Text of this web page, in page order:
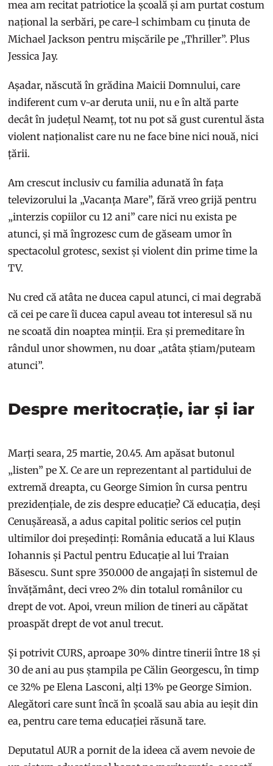
mea am recitat patriotice la școală și am purtat costum
național la serbări, pe care-l schimbam cu ținuta de
Michael Jackson pentru mișcările pe „Thriller”. Plus
Jessica Jay.
Așadar, născută în grădina Maicii Domnului, care
indiferent cum v-ar deruta unii, nu e în altă parte
decât în județul Neamț, tot nu pot să gust curentul ăsta
violent naționalist care nu ne face bine nici nouă, nici
țării.
Am crescut inclusiv cu familia adunată în fața
televizorului la „Vacanța Mare”, fără vreo grijă pentru
„interzis copiilor cu 12 ani” care nici nu exista pe
atunci, și mă îngrozesc cum de găseam umor în
spectacolul grotesc, sexist și violent din prime time la
TV.
Nu cred că atâta ne ducea capul atunci, ci mai degrabă
că cei pe care îi ducea capul aveau tot interesul să nu
ne scoată din noaptea minții. Era și premeditare în
rândul unor showmen, nu doar „atâta știam/puteam
atunci”.
Despre meritocrație, iar și iar
Marți seara, 25 martie, 20.45. Am apăsat butonul
„listen” pe X. Ce are un reprezentant al partidului de
extremă dreapta, cu George Simion în cursa pentru
prezidențiale, de zis despre educație? Că educația, deși
Cenușăreasă, a adus capital politic serios cel puțin
ultimilor doi președinți: România educată a lui Klaus
Iohannis și Pactul pentru Educație al lui Traian
Băsescu. Sunt spre 350.000 de angajați în sistemul de
învățământ, deci vreo 2% din totalul românilor cu
drept de vot. Apoi, vreun milion de tineri au căpătat
proaspăt drept de vot anul trecut.
Și potrivit CURS, aproape 30% dintre tinerii între 18 și
30 de ani au pus ștampila pe Călin Georgescu, în timp
ce 32% pe Elena Lasconi, alți 13% pe George Simion.
Alegători care sunt încă în școală sau abia au ieșit din
ea, pentru care tema educației răsună tare.
Deputatul AUR a pornit de la ideea că avem nevoie de